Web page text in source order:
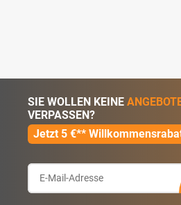
SIE WOLLEN KEINE
VERPASSEN?
Jetzt 5 €**